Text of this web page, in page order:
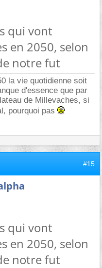
qui vont
en 2050, selon
notre fut
la vie quotidienne soit
d'essence que par
de Millevaches, si
pourquoi pas
#15
qui vont
en 2050, selon
notre fut